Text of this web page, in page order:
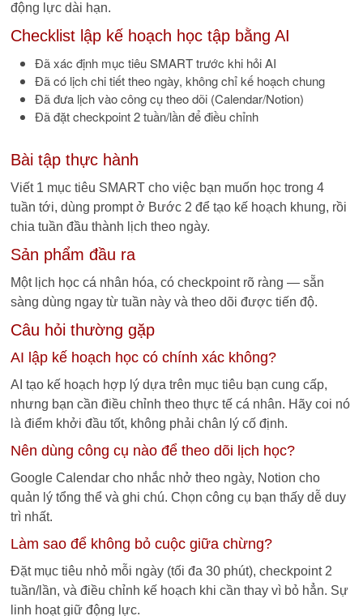
động lực dài hạn.
Checklist lập kế hoạch học tập bằng AI
Đã xác định mục tiêu SMART trước khi hỏi AI
Đã có lịch chi tiết theo ngày, không chỉ kế hoạch chung
Đã đưa lịch vào công cụ theo dõi (Calendar/Notion)
Đã đặt checkpoint 2 tuần/lần để điều chỉnh
Bài tập thực hành
Viết 1 mục tiêu SMART cho việc bạn muốn học trong 4
tuần tới, dùng prompt ở Bước 2 để tạo kế hoạch khung, rồi
chia tuần đầu thành lịch theo ngày.
Sản phẩm đầu ra
Một lịch học cá nhân hóa, có checkpoint rõ ràng — sẵn
sàng dùng ngay từ tuần này và theo dõi được tiến độ.
Câu hỏi thường gặp
AI lập kế hoạch học có chính xác không?
AI tạo kế hoạch hợp lý dựa trên mục tiêu bạn cung cấp,
nhưng bạn cần điều chỉnh theo thực tế cá nhân. Hãy coi nó
là điểm khởi đầu tốt, không phải chân lý cố định.
Nên dùng công cụ nào để theo dõi lịch học?
Google Calendar cho nhắc nhở theo ngày, Notion cho
quản lý tổng thể và ghi chú. Chọn công cụ bạn thấy dễ duy
trì nhất.
Làm sao để không bỏ cuộc giữa chừng?
Đặt mục tiêu nhỏ mỗi ngày (tối đa 30 phút), checkpoint 2
tuần/lần, và điều chỉnh kế hoạch khi cần thay vì bỏ hẳn. Sự
linh hoạt giữ động lực.